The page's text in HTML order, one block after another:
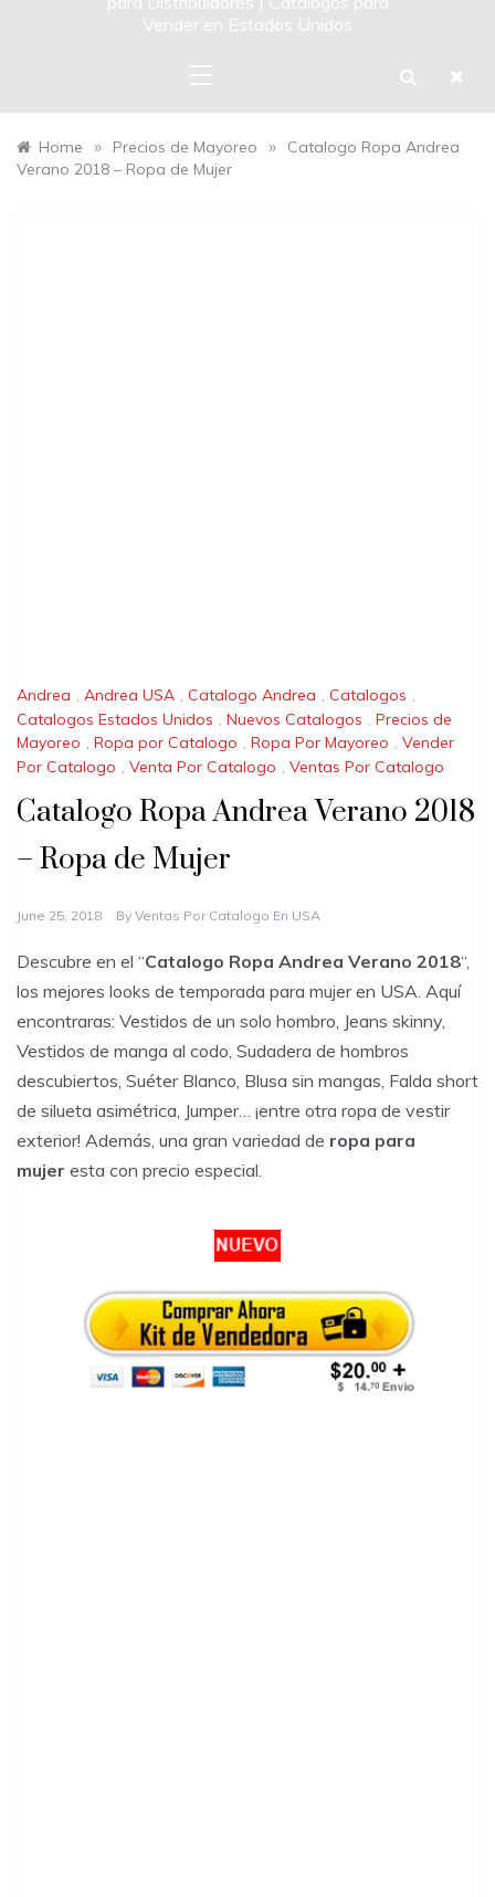
Vender en Estados Unidos
Home » Precios de Mayoreo »
Catalogo Ropa Andrea
Verano 2018 – Ropa de Mujer
Andrea , Andrea USA , Catalogo Andrea , Catalogos ,
Catalogos Estados Unidos , Nuevos Catalogos , Precios de
Mayoreo , Ropa por Catalogo , Ropa Por Mayoreo , Vender
Por Catalogo , Venta Por Catalogo , Ventas Por Catalogo
Catalogo Ropa Andrea Verano 2018
– Ropa de Mujer
June 25, 2018 By Ventas Por Catalogo En USA
Descubre en el “Catalogo Ropa Andrea Verano 2018“,
los mejores looks de temporada para mujer en USA. Aquí
encontraras: Vestidos de un solo hombro, Jeans skinny,
Vestidos de manga al codo, Sudadera de hombros
descubiertos, Suéter Blanco, Blusa sin mangas, Falda short
de silueta asimétrica, Jumper… ¡entre otra ropa de vestir
exterior! Además, una gran variedad de ropa para
mujer esta con precio especial.